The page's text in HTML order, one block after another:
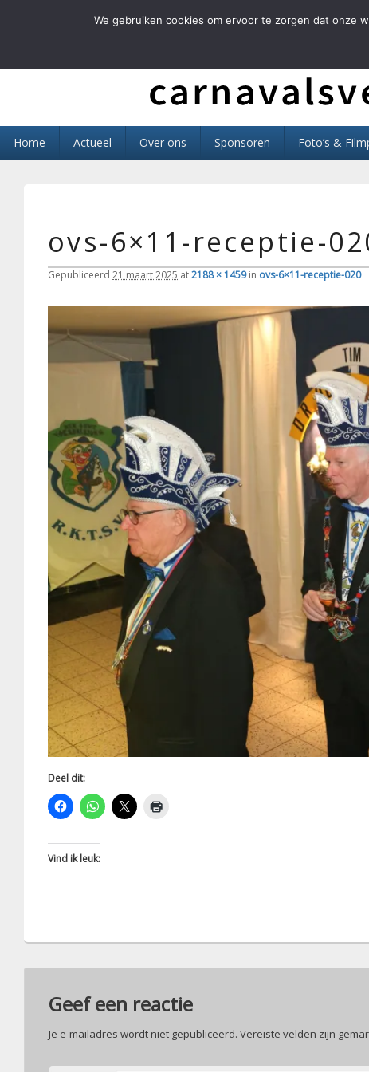
Carnavals Verain
anno 1959 va R.K.T.S.V.
menu
Home Actueel Over ons Sponsoren Foto’s &
ovs-6×11-receptie-
Gepubliceerd 21 maart 2025 at2188 × 1459in ovs-6×11-receptie-020
Deel dit:
Vind ik leuk:
Geef een reactie
Je e-mailadres wordt niet gepubliceerd. Vereiste velden zijn
We gebruiken cookies om ervoor te zorgen dat onze